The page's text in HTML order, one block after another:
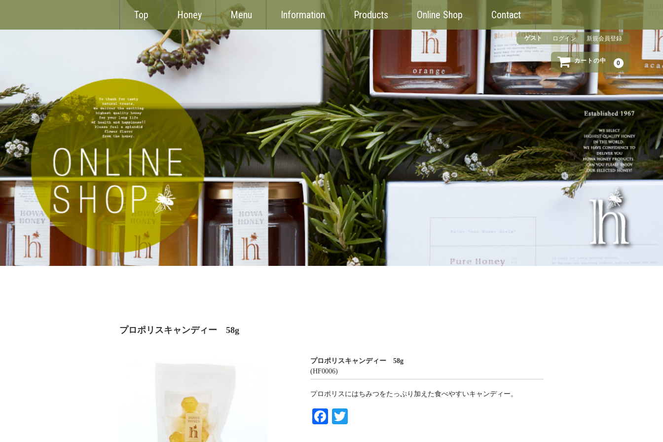
Top Honey Menu Information Products Online Shop Contact
ゲスト ログイン 新規会員登録
カートの中 0
プロポリスキャンディー 58g
プロポリスキャンディー 58g
(HF0006)
プロポリスにはちみつをたっぷり加えた食べやすいキャンディー。
Fa